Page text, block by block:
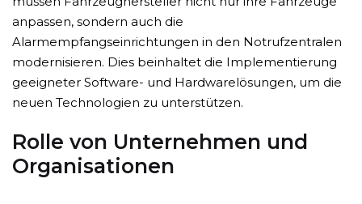
anpassen, sondern auch die
Alarmempfangseinrichtungen in den Notrufzentralen
modernisieren. Dies beinhaltet die Implementierung
geeigneter Software- und Hardwarelösungen, um die
neuen Technologien zu unterstützen.
Rolle von Unternehmen und
Organisationen